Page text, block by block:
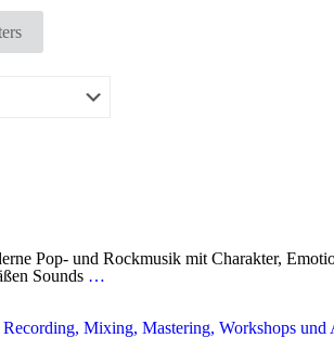
Pop- und Rockmusik mit Charakter,
Sounds …
Mixing, Mastering, Workshops